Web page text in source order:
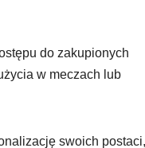
do zakupionych
w meczach lub
swoich